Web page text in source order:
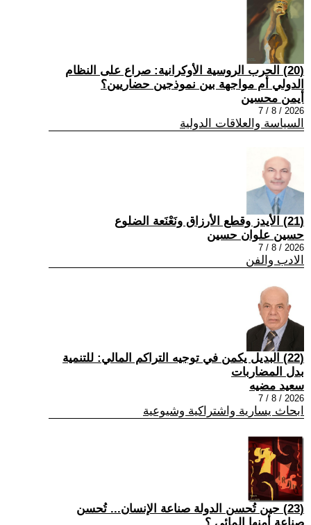
(20) الحرب الروسية الأوكرانية: صراع على النظام
الدولي أم مواجهة بين نموذجين حضاريين؟
أيمن محسين
2026 / 8 / 7
السياسة والعلاقات الدولية
(21) الأيدز وقطع الأرزاق ونَعْنَعة الضلوع
حسين علوان حسين
2026 / 8 / 7
الادب والفن
(22) البديل يكمن في توجيه التراكم المالي: للتنمية
بدل المضاربات
سعيد مضيه
2026 / 8 / 7
ابحاث يسارية واشتراكية وشيوعية
(23) حين تُحسن الدولة صناعة الإنسان... تُحسن